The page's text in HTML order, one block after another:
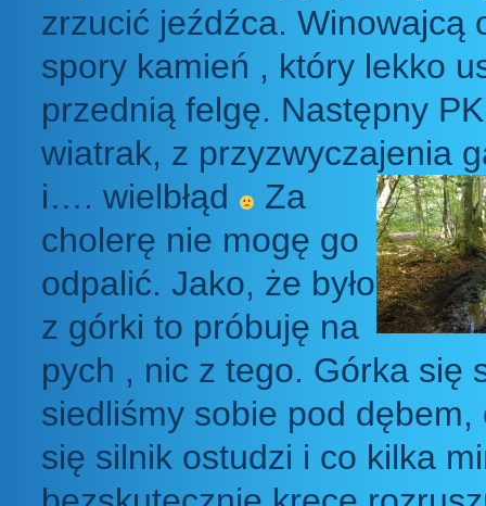
zrzucić jeźdźca. Winowajcą
spory kamień , który lekko
przednią felgę. Następny
wiatrak, z przyzwyczajenia
i…. wielbłąd
Za
cholerę nie mogę go
odpalić. Jako, że było
z górki to próbuję na
pych , nic z tego. Górka się
siedliśmy sobie pod dębem,
się silnik ostudzi i co kilka